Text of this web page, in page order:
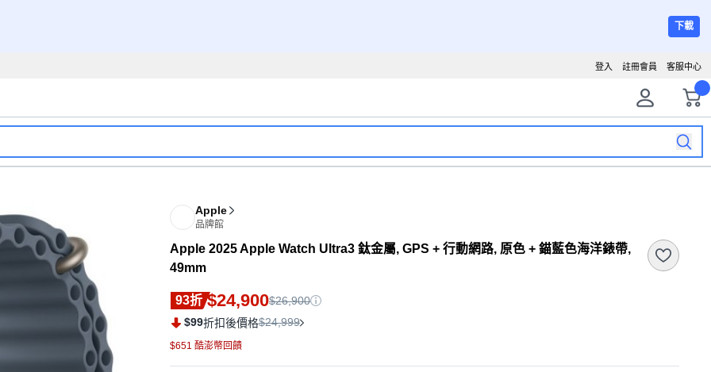
下載
客服中心
註冊會員
登入
Apple
品牌館
Apple 2025 Apple Watch Ultra3 鈦金屬, GPS + 行動網路, 原色 + 錨藍色海洋錶帶,
49mm
93折 $24,900$26,900
$99折扣後價格$24,999
$651 酷澎幣回饋